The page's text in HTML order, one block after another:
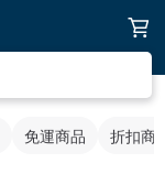
免運商品 折扣商